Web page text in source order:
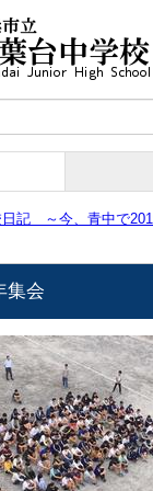
日記 ～今、青中で
集会